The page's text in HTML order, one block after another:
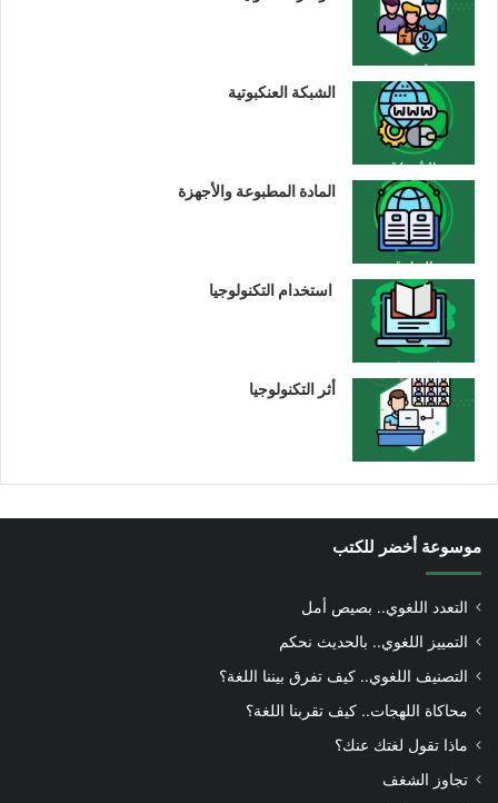
الشبكة العنكبوتية
المادة المطبوعة والأجهزة
استخدام التكنولوجيا
أثر التكنولوجيا
موسوعة أخضر للكتب
التعدد اللغوي.. بصيص أمل
التمييز اللغوي.. بالحديث نحكم
التصنيف اللغوي.. كيف تفرق بيننا اللغة؟
محاكاة اللهجات.. كيف تقربنا اللغة؟
ماذا تقول لغتك عنك؟
تجاوز الشغف